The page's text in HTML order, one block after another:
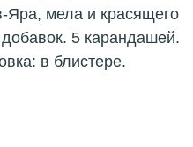
Яра, мела и красящего
5 карандашей.
в блистере.